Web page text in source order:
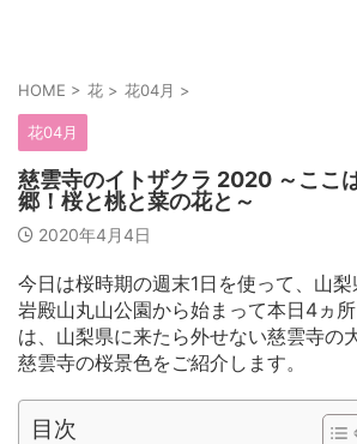
HOME > 花 > 花04月 >
花04月
慈雲寺のイトザクラ 2020 ～ここ
郷！桜と桃と菜の花と～
2020年4月4日
今日は桜時期の週末1日を使って、山梨
岩殿山丸山公園から始まって本日4ヵ
は、山梨県に来たら外せない慈雲寺の
慈雲寺の桜景色をご紹介します。
目次